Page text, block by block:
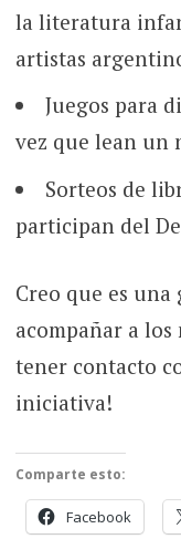
la literatura
artistas
Juegos para
vez que lean un
Sorteos de
participan del
Creo que es
acompañar a los
tener contacto
iniciativa!
Comparte esto:
Facebook